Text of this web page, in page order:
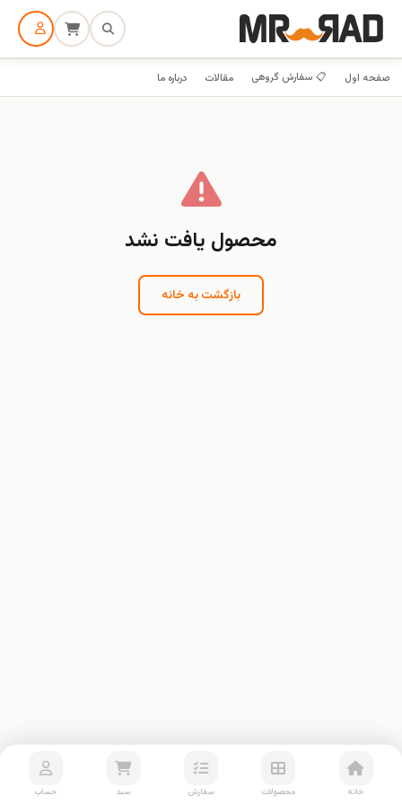
صفحه اول 📋 سفارش گروهی مقالات درباره ما
محصول یافت نشد
بازگشت به خانه
خانه محصولات سفارش سبد حساب